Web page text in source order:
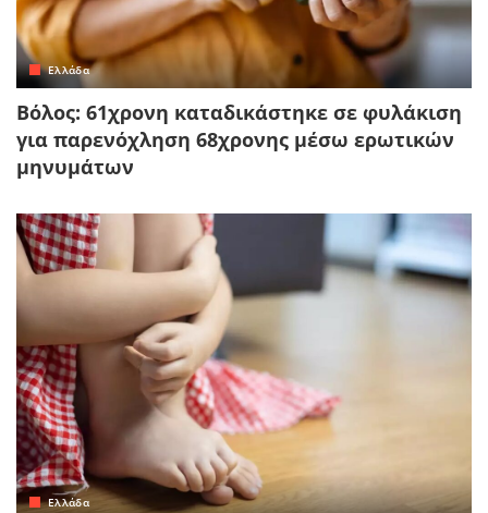
Ελλάδα
Βόλος: 61χρονη καταδικάστηκε σε φυλάκιση
για παρενόχληση 68χρονης μέσω ερωτικών
μηνυμάτων
Ελλάδα